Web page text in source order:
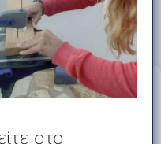
τεχνολογίες όπως
σε πληροφορίες
ουζάκι και μία
στο